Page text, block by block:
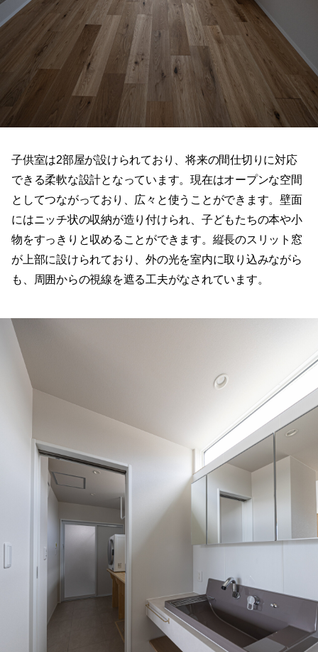
子供室は2部屋が設けられており、将来の間仕切りに対応
できる柔軟な設計となっています。現在はオープンな空間
としてつながっており、広々と使うことができます。壁面
にはニッチ状の収納が造り付けられ、子どもたちの本や小
物をすっきりと収めることができます。縦長のスリット窓
が上部に設けられており、外の光を室内に取り込みながら
も、周囲からの視線を遮る工夫がなされています。